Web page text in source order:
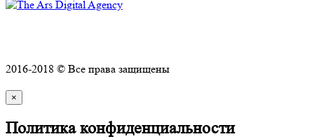
2016-2018 © Все права защищены
×
Политика конфиденциальности